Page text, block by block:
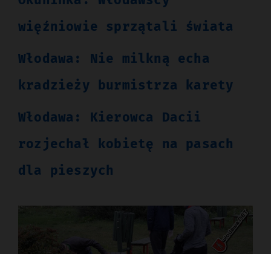
więźniowie sprzątali świata
Włodawa: Nie milkną echa
kradzieży burmistrza karety
Włodawa: Kierowca Dacii
rozjechał kobietę na pasach
dla pieszych